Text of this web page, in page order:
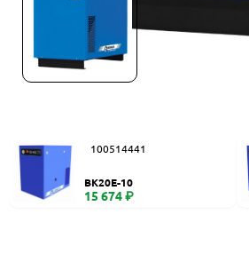
100514441
ВК20E-10
15 674 ₽